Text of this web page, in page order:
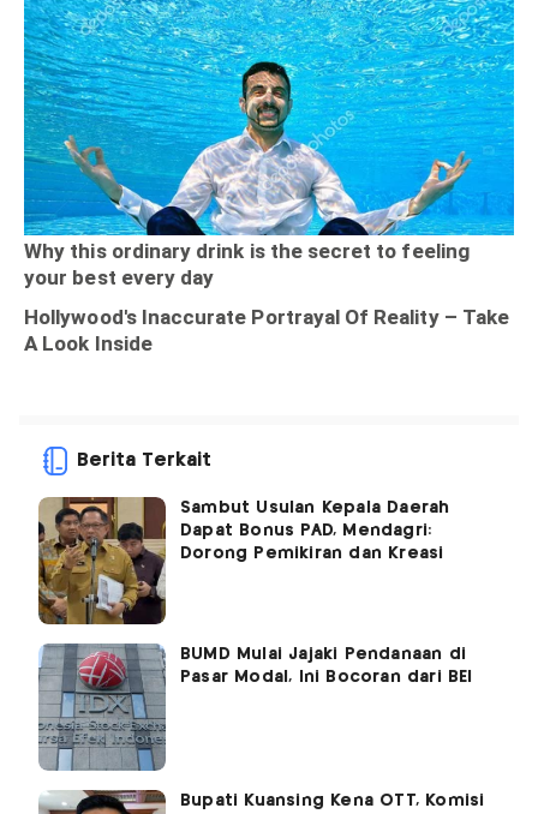
Berita Terkait
Sambut Usulan Kepala Daerah
Dapat Bonus PAD, Mendagri:
Dorong Pemikiran dan Kreasi
BUMD Mulai Jajaki Pendanaan di
Pasar Modal, Ini Bocoran dari BEI
Bupati Kuansing Kena OTT, Komisi